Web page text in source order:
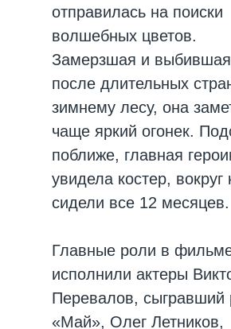
отправилась на поиски
волшебных цветов.
Замерзшая и
после длительных
зимнему лесу, она
чаще яркий огонек.
поближе, главная
увидела костер, вокруг
сидели все 12 месяцев.
Главные роли в
исполнили актеры
Перевалов, сыгравший
«Май», Олег Летников,